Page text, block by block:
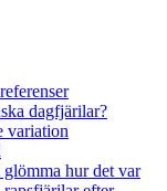
dagfjärilar?
variation
hur det var